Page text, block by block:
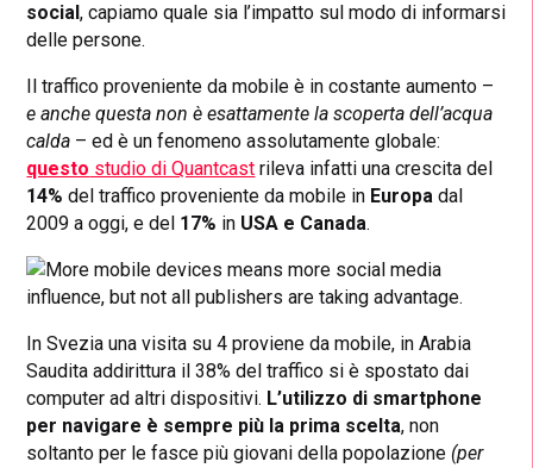
social, capiamo quale sia l’impatto sul modo di informarsi
delle persone.
Il traffico proveniente da mobile è in costante aumento –
e anche questa non è esattamente la scoperta dell’acqua
calda – ed è un fenomeno assolutamente globale:
questo studio di Quantcast rileva infatti una crescita del
14% del traffico proveniente da mobile in Europa dal
2009 a oggi, e del 17% in USA e Canada.
In Svezia una visita su 4 proviene da mobile, in Arabia
Saudita addirittura il 38% del traffico si è spostato dai
computer ad altri dispositivi. L’utilizzo di smartphone
per navigare è sempre più la prima scelta, non
soltanto per le fasce più giovani della popolazione (per